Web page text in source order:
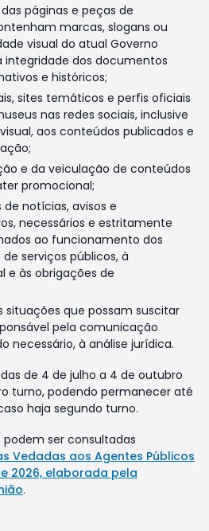
páginas e peças de
marcas, slogans ou
visual do atual Governo
integridade dos documentos
e históricos;
sites temáticos e perfis oficiais
nas redes sociais, inclusive
aos conteúdos publicados e
e da veiculação de conteúdos
promocional;
notícias, avisos e
necessários e estritamente
ao funcionamento dos
serviços públicos, à
e às obrigações de
situações que possam suscitar
pela comunicação
necessário, à análise jurídica.
de 4 de julho a 4 de outubro
turno, podendo permanecer até
haja segundo turno.
ser consultadas
Vedadas aos Agentes Públicos
2026, elaborada pela
.